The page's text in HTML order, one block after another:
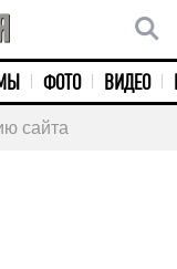
ФОТО ВИДЕО
сайта